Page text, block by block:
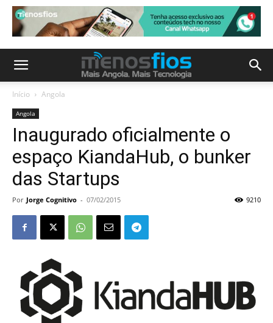
Início Angola
Angola
Inaugurado oficialmente o
espaço KiandaHub, o bunker
das Startups
Por Jorge Cognitivo - 07/02/2015 9210